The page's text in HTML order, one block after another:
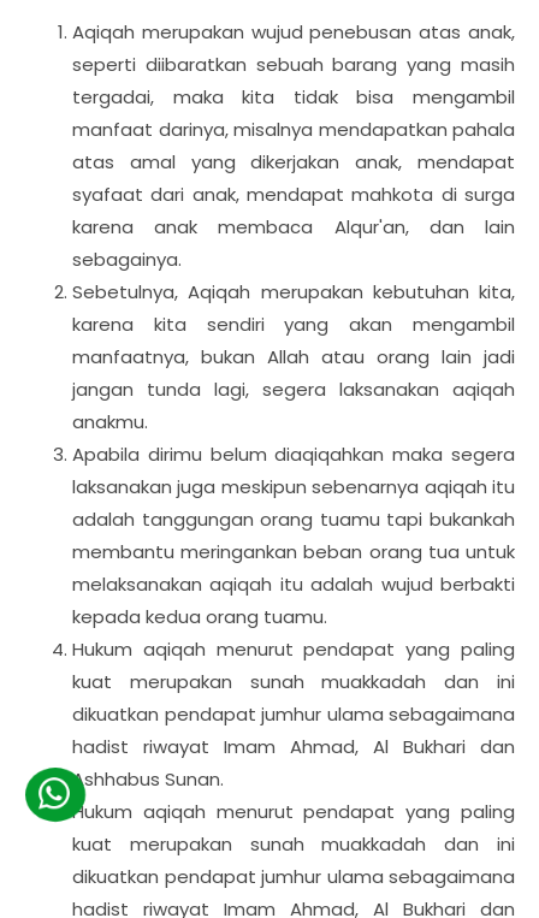
Aqiqah merupakan wujud penebusan atas anak,
seperti diibaratkan sebuah barang yang masih
tergadai, maka kita tidak bisa mengambil
manfaat darinya, misalnya mendapatkan pahala
atas amal yang dikerjakan anak, mendapat
syafaat dari anak, mendapat mahkota di surga
karena anak membaca Alqur'an, dan lain
sebagainya.
Sebetulnya, Aqiqah merupakan kebutuhan kita,
karena kita sendiri yang akan mengambil
manfaatnya, bukan Allah atau orang lain jadi
jangan tunda lagi, segera laksanakan aqiqah
anakmu.
Apabila dirimu belum diaqiqahkan maka segera
laksanakan juga meskipun sebenarnya aqiqah itu
adalah tanggungan orang tuamu tapi bukankah
membantu meringankan beban orang tua untuk
melaksanakan aqiqah itu adalah wujud berbakti
kepada kedua orang tuamu.
Hukum aqiqah menurut pendapat yang paling
kuat merupakan sunah muakkadah dan ini
dikuatkan pendapat jumhur ulama sebagaimana
hadist riwayat Imam Ahmad, Al Bukhari dan
Ashhabus Sunan.
Hukum aqiqah menurut pendapat yang paling
kuat merupakan sunah muakkadah dan ini
dikuatkan pendapat jumhur ulama sebagaimana
hadist riwayat Imam Ahmad, Al Bukhari dan